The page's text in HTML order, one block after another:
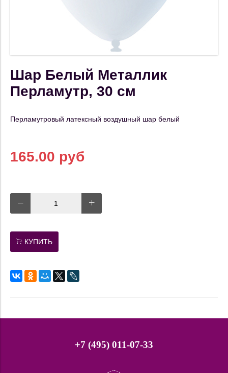
Шар Белый Металлик
Перламутр, 30 см
Перламутровый латексный воздушный шар белый
165.00 руб
КУПИТЬ
+7 (495) 011-07-33